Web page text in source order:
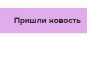
Пришли новость